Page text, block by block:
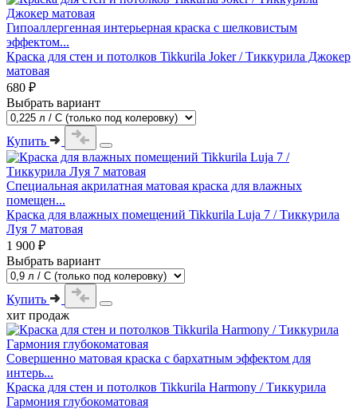
Гипоаллергенная интерьерная краска с шелковистым
эффектом...
Краска для стен и потолков Tikkurila Joker / Тиккурила Джокер
матовая
680 ₽
Выбрать вариант
Купить
Специальная акрилатная матовая краска для влажных
помещен...
Краска для влажных помещений Tikkurila Luja 7 / Тиккурила
Луя 7 матовая
1 900 ₽
Выбрать вариант
Купить
хит продаж
Совершенно матовая краска с бархатным эффектом для
интерь...
Краска для стен и потолков Tikkurila Harmony / Тиккурила
Гармония глубокоматовая